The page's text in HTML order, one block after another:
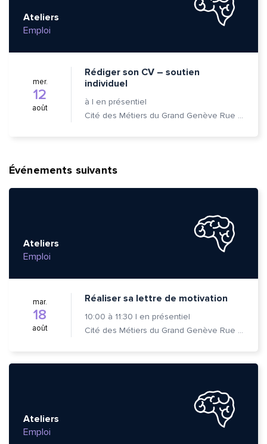
Ateliers
Emploi
mer.
12
août
Rédiger son CV – soutien
individuel
à | en présentiel
Cité des Métiers du Grand Genève Rue Prévost-Martin 6 1205 Genève
Événements suivants
Ateliers
Emploi
mar.
18
août
Réaliser sa lettre de motivation
10:00 à 11:30 | en présentiel
Cité des Métiers du Grand Genève Rue Prévost-Martin 6 1205 Genève
Ateliers
Emploi